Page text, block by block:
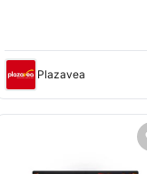
Plazavea